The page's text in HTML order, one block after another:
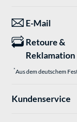
E-Mail
Retoure &
Reklamation
*Aus dem deutschem
Kundenservice